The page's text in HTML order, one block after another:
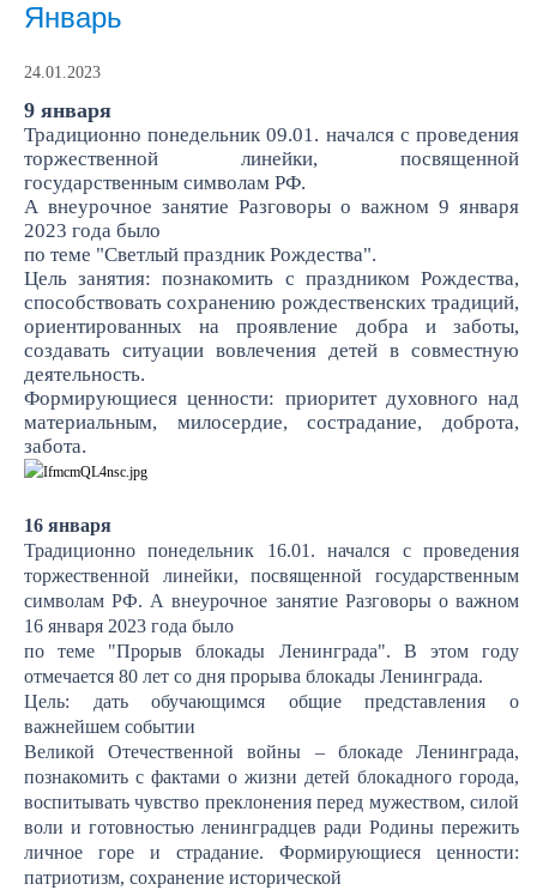
Январь
24.01.2023
9 января
Традиционно понедельник 09.01. начался с проведения
торжественной линейки, посвященной
государственным символам РФ.
А внеурочное занятие Разговоры о важном 9 января
2023 года было
по теме "Светлый праздник Рождества".
Цель занятия: познакомить с праздником Рождества,
способствовать сохранению рождественских традиций,
ориентированных на проявление добра и заботы,
создавать ситуации вовлечения детей в совместную
деятельность.
Формирующиеся ценности: приоритет духовного над
материальным, милосердие, сострадание, доброта,
забота.
16 января
Традиционно понедельник 16.01. начался с проведения
торжественной линейки, посвященной государственным
символам РФ. А внеурочное занятие Разговоры о важном
16 января 2023 года было
по теме "Прорыв блокады Ленинграда". В этом году
отмечается 80 лет со дня прорыва блокады Ленинграда.
Цель: дать обучающимся общие представления о
важнейшем событии
Великой Отечественной войны – блокаде Ленинграда,
познакомить с фактами о жизни детей блокадного города,
воспитывать чувство преклонения перед мужеством, силой
воли и готовностью ленинградцев ради Родины пережить
личное горе и страдание. Формирующиеся ценности:
патриотизм, сохранение исторической